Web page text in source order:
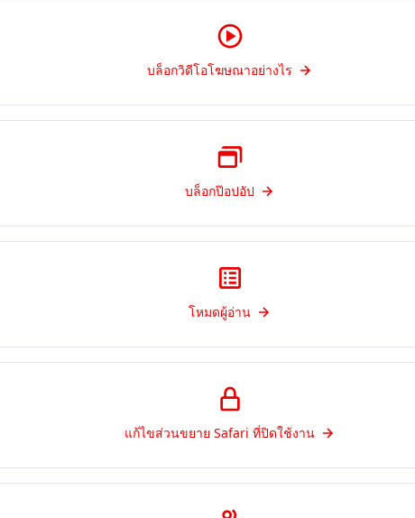
บล็อกวิดีโอโฆษณาอย่างไร
บล็อกป๊อปอัป
โหมดผู้อ่าน
แก้ไขส่วนขยาย Safari ที่ปิดใช้งาน